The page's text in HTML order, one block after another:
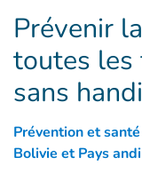
Prévenir
toutes les
sans
Prévention et santé
Bolivie et Pays